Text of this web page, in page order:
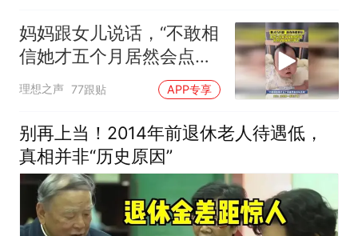
妈妈跟女儿说话，“不敢相
信她才五个月居然会点头
互动”
理想之声 77跟贴 APP专享
别再上当！2014年前退休老人待遇低，
真相并非“历史原因”